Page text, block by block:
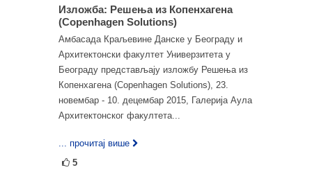
Изложба: Решења из Копенхагена
(Copenhagen Solutions)
Амбасада Краљевине Данске у Београду и
Архитектонски факултет Универзитета у
Београду представљају изложбу Решења из
Копенхагена (Copenhagen Solutions), 23.
новембар - 10. децембар 2015, Галерија Аула
Архитектонског факултета...
... прочитај више
5